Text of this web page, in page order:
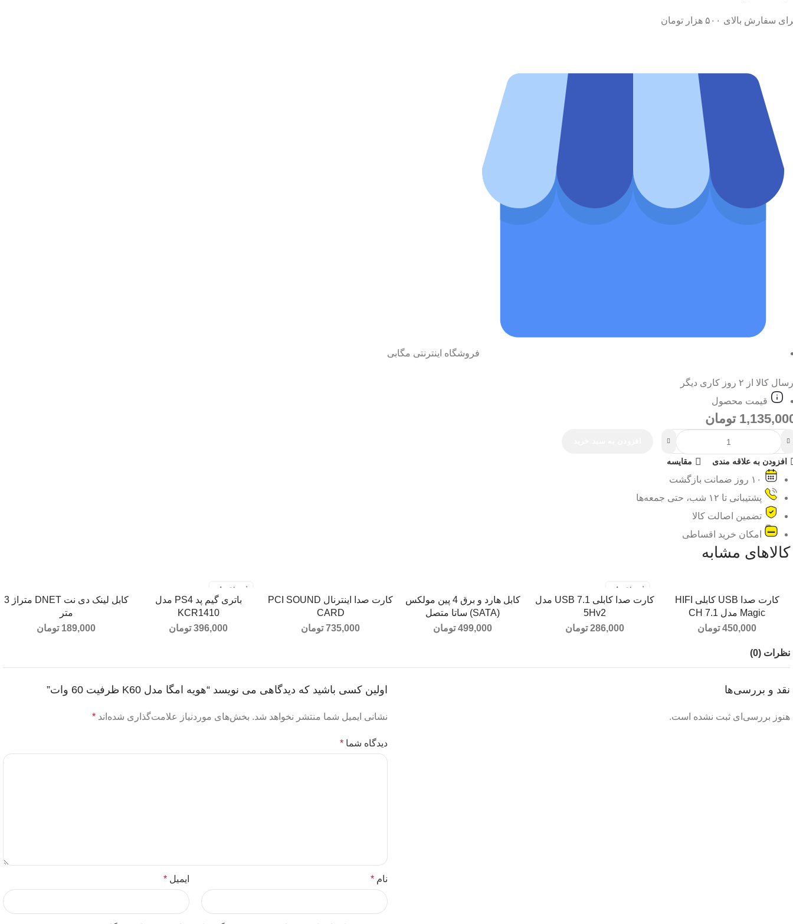
سفارش‌ بالای ۵۰۰ هزار تومان
فروشگاه اینترنتی مگابی
کالا از ۲ روز کاری دیگر
قیمت محصول
تومان
افزودن به علاقه مندی مقایسه
۱۰ روز ضمانت بازگشت
پشتیبانی تا ۱۲ شب، حتی جمعه‌ها
تضمین اصالت کالا
امکان خرید اقساطی
کالاهای مشابه
افزودن به سبد خرید کارت صدا USB کابلی HIFI
Magic مدل 7.1 CH
450,000 تومان
فروخته شد
اطلاعات بیشتر
کارت صدا کابلی USB 7.1 مدل
5Hv2
286,000 تومان
افزودن به سبد خریدکابل هارد و برق 4 پین مولکس
(SATA) ساتا متصل
499,000 تومان
افزودن به سبد خریدکارت صدا اینترنال PCI SOUND
CARD
735,000 تومان
فروخته شد
اطلاعات بیشتر باتری گیم پد PS4 مدل
KCR1410
396,000 تومان
افزودن به سبد خرید
کابل لینک دی نت DNET متراژ 3
متر
189,000 تومان
نظرات (0)
نقد و بررسی‌ها
هنوز بررسی‌ای ثبت نشده است.
اولین کسی باشید که دیدگاهی می نویسد “هویه امگا مدل K60 ظرفیت 60 وات”
نشانی ایمیل شما منتشر نخواهد شد. بخش‌های موردنیاز علامت‌گذاری شده‌اند *
دیدگاه شما *
نام * ایمیل *